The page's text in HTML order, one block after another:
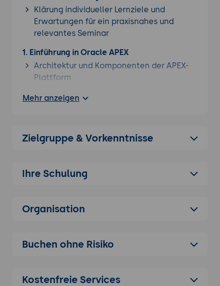
Klärung individueller Lernziele und
Erwartungen für ein praxisnahes und
relevantes Seminar
1. Einführung in Oracle APEX
Architektur und Komponenten der APEX-
Plattform
Entwicklungsumgebung
2. Datenbankgrundlagen für APEX
PL/SQL-Grundlagen und Stored
3. Application Builder und Page Designer
Page-Designer-Interface und
Mehr anzeigen
Zielgruppe & Vorkenntnisse
Ihre Schulung
Organisation
Buchen ohne Risiko
Kostenfreie Services